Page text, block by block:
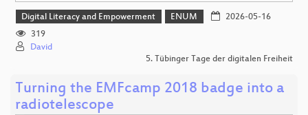
Digital Literacy and Empowerment ENUM
2026-05-16
319
David
5. Tübinger Tage der digitalen Freiheit
Turning the EMFcamp 2018 badge into a
radiotelescope